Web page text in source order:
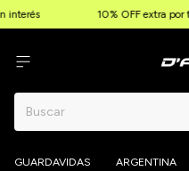
10% OFF extra por
GUARDAVIDAS ARGENTINA